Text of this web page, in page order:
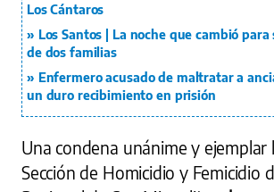
Los Cántaros
Los Santos | La noche que cambió
de dos familias
Enfermero acusado de maltratar a
un duro recibimiento en prisión
Una condena unánime y ejemplar
Sección de Homicidio y Femicidio